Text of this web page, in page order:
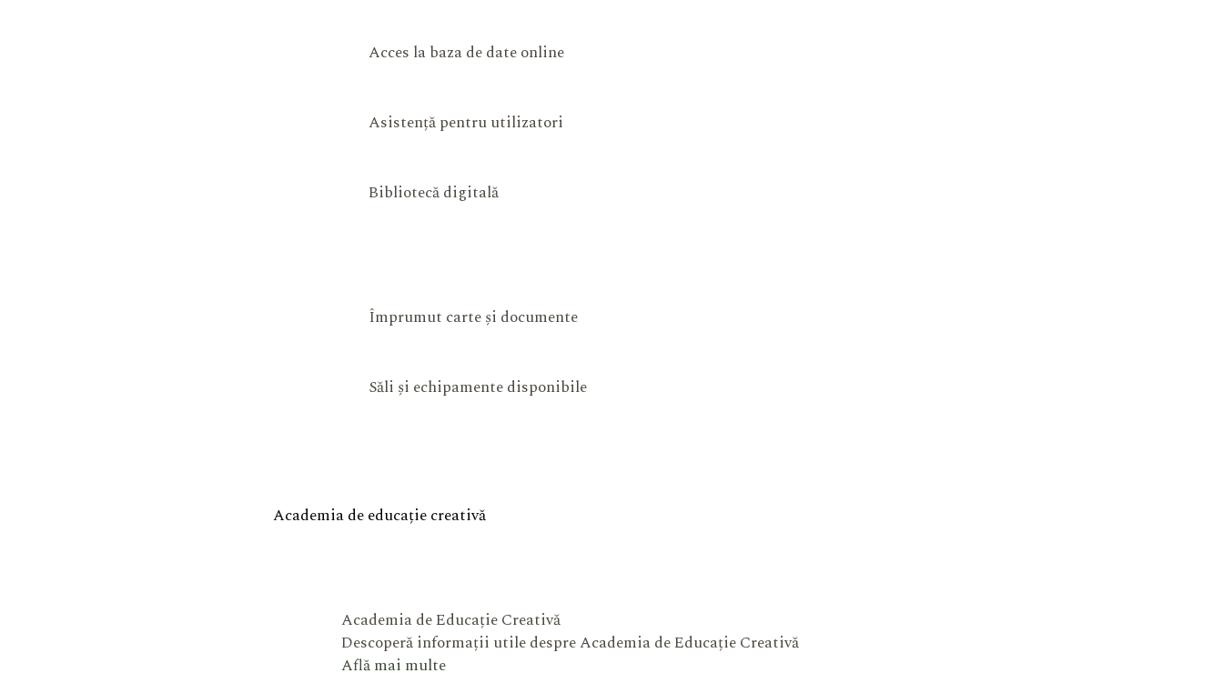
Acces la baza de date online
Asistență pentru utilizatori
Bibliotecă digitală
Împrumut carte și documente
Săli și echipamente disponibile
Academia de educație creativă
Academia de Educație Creativă
Descoperă informații utile despre Academia de Educație Creativă
Află mai multe